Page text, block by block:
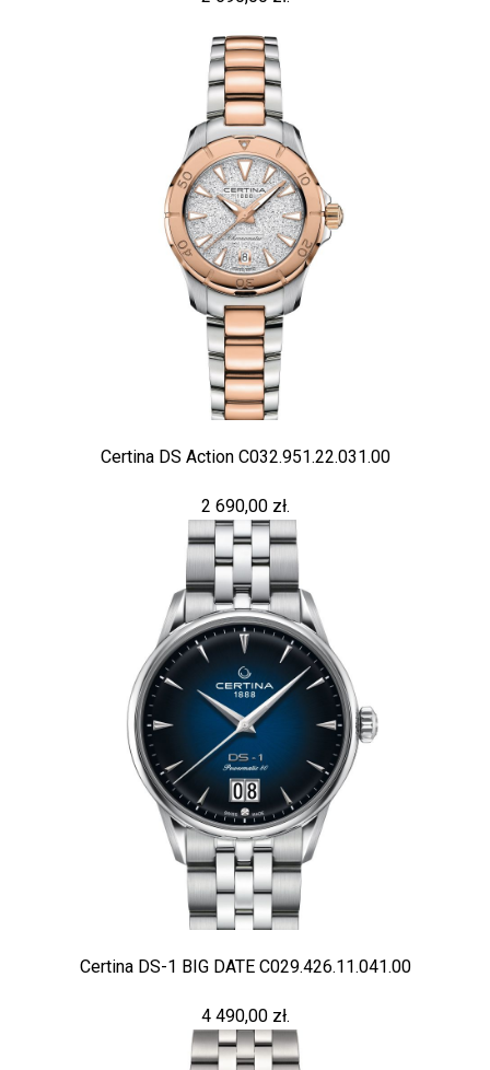
Certina DS Action C032.951.22.031.00
2 690,00 zł.
Certina DS-1 BIG DATE C029.426.11.041.00
4 490,00 zł.